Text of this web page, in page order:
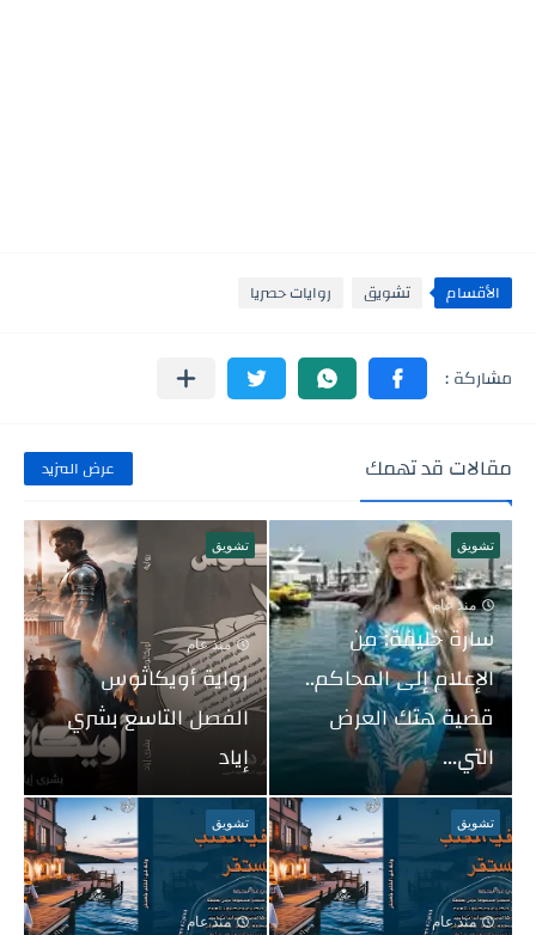
الأقسام تشويق روايات حصريا
مقالات قد تهمك عرض المزيد
تشويق
منذ عام
سارة خليفة: من
الإعلام إلى المحاكم..
قضية هتك العرض
التي...
تشويق
منذ عام
رواية أويكاثوس
الفصل التاسع بشري
إياد
تشويق
منذ عام
تشويق
منذ عام